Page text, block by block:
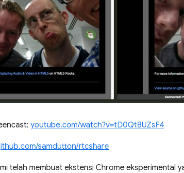
youtube.com/watch?v=tD0QtBUZsF4
samdutton/rtcshare
telah membuat ekstensi Chrome eksperimental